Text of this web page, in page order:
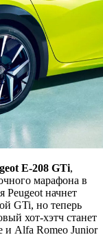
E-208 GTi,
марафона в
Peugeot начнет
GTi, но теперь
хот-хэтч станет
и Alfa Romeo Junior